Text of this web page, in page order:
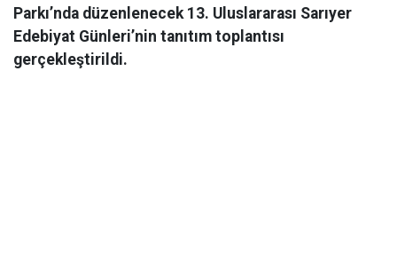
Parkı’nda düzenlenecek 13. Uluslararası Sarıyer
Edebiyat Günleri’nin tanıtım toplantısı
gerçekleştirildi.